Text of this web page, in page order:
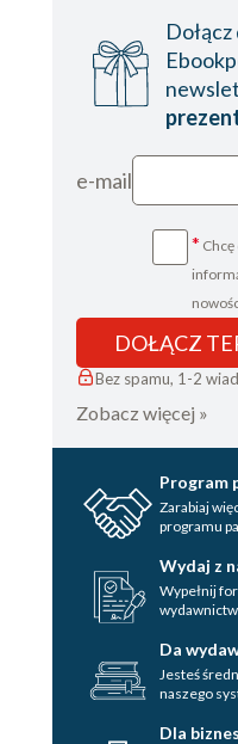
e-mail
*
DOŁĄCZ
Bez spamu, 1-2
Zobacz więcej »
Program
Zarabiaj
programu
Wydaj z
Wypełnij
Da
Jesteś
naszego
Dla